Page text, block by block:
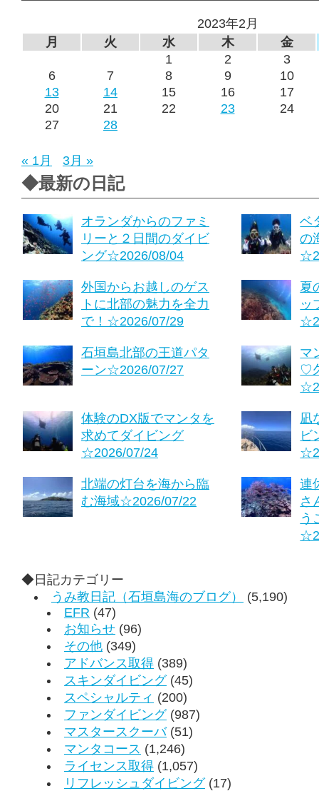
2023年2月
月
火 水 木
金
1
2
3
6
7 8 9
10
13
14 15 16
17
20
21 22 23
24
27
28
« 1月 3月 »
◆最新の日記
オランダからのファミ
リーと２日間のダイビ
ング☆2026/08/04
ベ
の
外国からお越しのゲス
トに北部の魅力を全力
で！☆2026/07/29
夏
ッ
石垣島北部の王道パタ
ーン☆2026/07/27
マ
♡
体験のDX版でマンタを
求めてダイビング
☆2026/07/24
凪
ビ
北端の灯台を海から臨
む海域☆2026/07/22
連
さ
う
◆日記カテゴリー
うみ教日記（石垣島海のブログ）
(5,190)
EFR (47)
お知らせ (96)
その他 (349)
アドバンス取得 (389)
スキンダイビング(45)
スペシャルティ (200)
ファンダイビング(987)
マスタースクーバ(51)
マンタコース (1,246)
ライセンス取得 (1,057)
リフレッシュダイビング(17)